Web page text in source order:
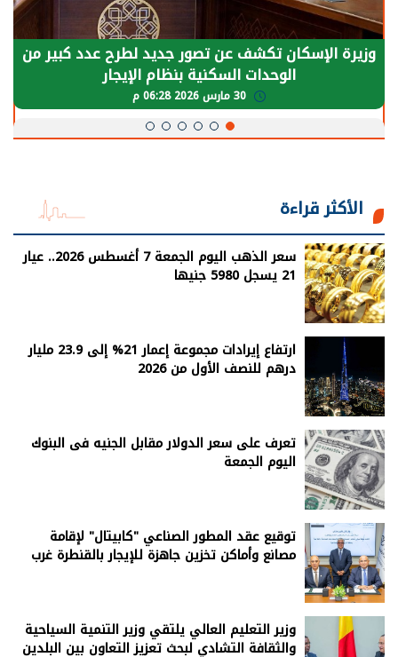
وزيرة الإسكان تكشف عن تصور جديد لطرح عدد كبير من
الوحدات السكنية بنظام الإيجار
الأكثر قراءة
سعر الذهب اليوم الجمعة 7 أغسطس 2026.. عيار
21 يسجل 5980 جنيها
ارتفاع إيرادات مجموعة إعمار 21% إلى 23.9 مليار
درهم للنصف الأول من 2026
تعرف على سعر الدولار مقابل الجنيه فى البنوك
اليوم الجمعة
توقيع عقد المطور الصناعي "كابيتال" لإقامة
مصانع وأماكن تخزين جاهزة للإيجار بالقنطرة غرب
وزير التعليم العالي يلتقي وزير التنمية السياحية
والثقافة التشادي لبحث تعزيز التعاون بين البلدين